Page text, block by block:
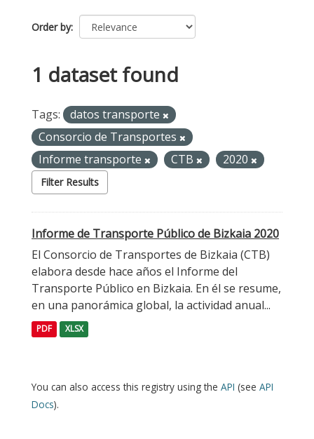
Order by
1 dataset found
Tags:
datos transporte
Consorcio de Transportes
Informe transporte
CTB 2020
Filter Results
Informe de Transporte Público de Bizkaia 2020
El Consorcio de Transportes de Bizkaia (CTB)
elabora desde hace años el Informe del
Transporte Público en Bizkaia. En él se resume,
en una panorámica global, la actividad anual...
PDF XLSX
You can also access this registry using the API (see API
Docs).